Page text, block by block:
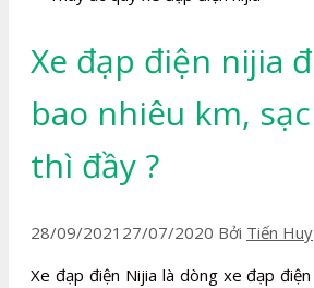
Xe đạp điện nijia
bao nhiêu km,
thì đầy ?
28/09/2021 27/07/2020 Bởi Tiến Huy
Xe đạp điện Nijia là dòng xe đạp